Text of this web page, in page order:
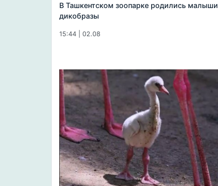
В Ташкентском зоопарке родились малыши
дикобразы
15:44 | 02.08